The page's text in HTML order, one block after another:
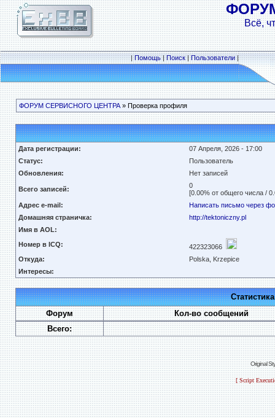
Всё,
|Помощь|Поиск|Пользователи|
ФОРУМ СЕРВИСНОГО ЦЕНТРА» Проверка профиля
Дата регистрации:
07 Апреля, 2026 - 17:00
Статус:
Пользователь
Обновления:
Нет записей
Всего записей:
0
[0.00% от общего числа /
Адрес e-mail:
Написать письмо через
Домашняя страничка:
http://tektoniczny.pl
Имя в AOL:
Номер в ICQ:
422323066
Откуда:
Polska, Krzepice
Интересы:
Форум
Кол-во сообщений
Всего:
Original
[ Script